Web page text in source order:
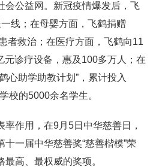
会公益网。新冠疫情爆发后，飞
线；在母婴方面，飞鹤捐赠
者救治；在医疗方面，飞鹤向11
元诊疗设备，惠及100多万人；在
心助学助教计划”，累计投入
校的5000余名学生。
作用，在9月5日中华慈善日，
一届中华慈善奖“慈善楷模”荣
高、最权威的奖项。